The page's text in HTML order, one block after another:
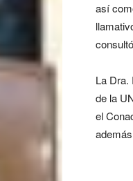
así
La Dra.
de la
el